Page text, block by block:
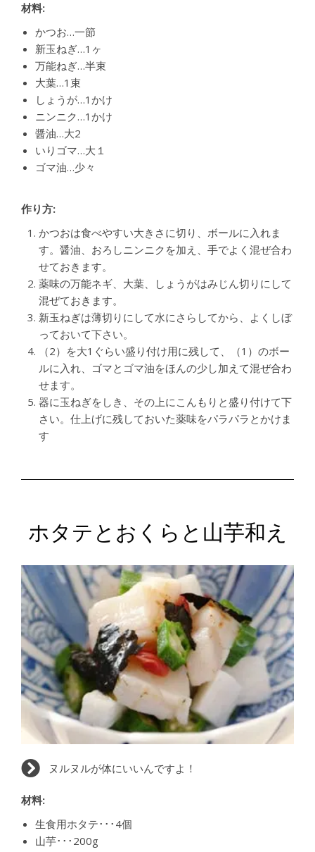
材料:
かつお…一節
新玉ねぎ…1ヶ
万能ねぎ…半束
大葉…1束
しょうが…1かけ
ニンニク…1かけ
醤油…大2
いりゴマ…大１
ゴマ油…少々
作り方:
かつおは食べやすい大きさに切り、ボールに入れま
す。醤油、おろしニンニクを加え、手でよく混ぜ合わ
せておきます。
薬味の万能ネギ、大葉、しょうがはみじん切りにして
混ぜておきます。
新玉ねぎは薄切りにして水にさらしてから、よくしぼ
っておいて下さい。
（2）を大1ぐらい盛り付け用に残して、（1）のボー
ルに入れ、ゴマとゴマ油をほんの少し加えて混ぜ合わ
せます。
器に玉ねぎをしき、その上にこんもりと盛り付けて下
さい。仕上げに残しておいた薬味をパラパラとかけま
す
ホタテとおくらと山芋和え
ヌルヌルが体にいいんですよ！
材料:
生食用ホタテ･･･4個
山芋･･･200g